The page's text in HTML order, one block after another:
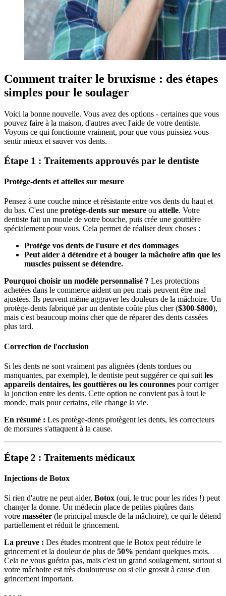
Comment traiter le bruxisme : des étapes
simples pour le soulager
Voici la bonne nouvelle. Vous avez des options - certaines que vous
pouvez faire à la maison, d'autres avec l'aide de votre dentiste.
Voyons ce qui fonctionne vraiment, pour que vous puissiez vous
sentir mieux et sauver vos dents.
Étape 1 : Traitements approuvés par le dentiste
Protège-dents et attelles sur mesure
Pensez à une couche mince et résistante entre vos dents du haut et
du bas. C'est une protège-dents sur mesure ou attelle. Votre
dentiste fait un moule de votre bouche, puis crée une gouttière
spécialement pour vous. Cela permet de réaliser deux choses :
Protège vos dents de l'usure et des dommages
Peut aider à détendre et à bouger la mâchoire afin que les
muscles puissent se détendre.
Pourquoi choisir un modèle personnalisé ? Les protections
achetées dans le commerce aident un peu mais peuvent être mal
ajustées. Ils peuvent même aggraver les douleurs de la mâchoire. Un
protège-dents fabriqué par un dentiste coûte plus cher ($300-$800),
mais c'est beaucoup moins cher que de réparer des dents cassées
plus tard.
Correction de l'occlusion
Si les dents ne sont vraiment pas alignées (dents tordues ou
manquantes, par exemple), le dentiste peut suggérer ce qui suit les
appareils dentaires, les gouttières ou les couronnes pour corriger
la jonction entre les dents. Cette option ne convient pas à tout le
monde, mais pour certains, elle change la vie.
En résumé : Les protège-dents protègent les dents, les correcteurs
de morsures s'attaquent à la cause.
Étape 2 : Traitements médicaux
Injections de Botox
Si rien d'autre ne peut aider, Botox (oui, le truc pour les rides !) peut
changer la donne. Un médecin place de petites piqûres dans
votre masséter (le principal muscle de la mâchoire), ce qui le détend
partiellement et réduit le grincement.
La preuve : Des études montrent que le Botox peut réduire le
grincement et la douleur de plus de 50% pendant quelques mois.
Cela ne vous guérira pas, mais c'est un grand soulagement, surtout si
votre mâchoire est très douloureuse ou si elle grossit à cause d'un
grincement important.